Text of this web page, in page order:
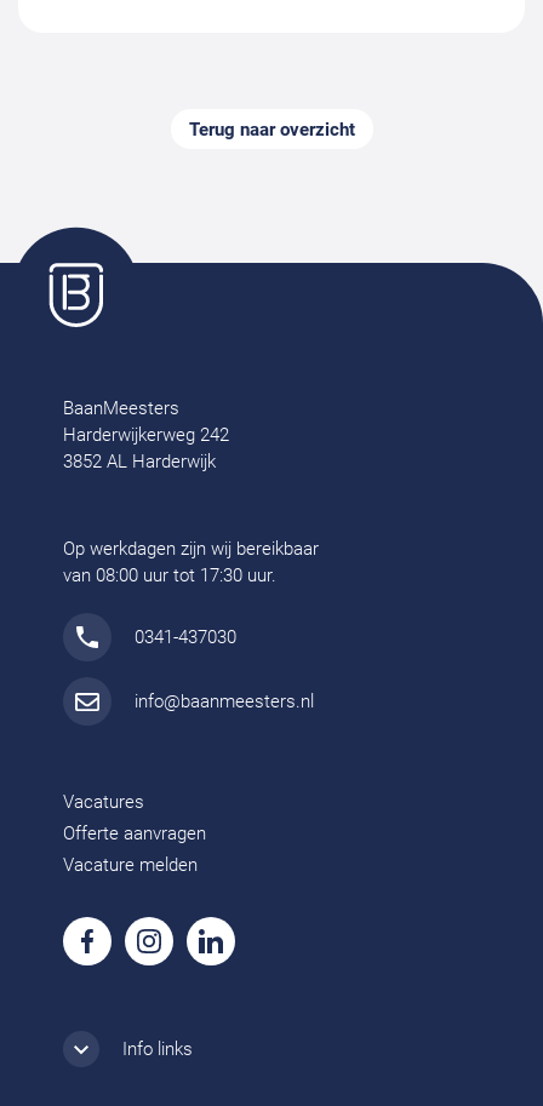
Terug naar overzicht
BaanMeesters
Harderwijkerweg 242
3852 AL Harderwijk
Op werkdagen zijn wij bereikbaar
van 08:00 uur tot 17:30 uur.
0341-437030
info@baanmeesters.nl
Vacatures
Offerte aanvragen
Vacature melden
Info links